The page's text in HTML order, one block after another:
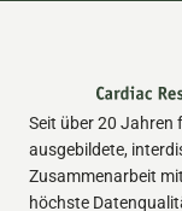
Seit über 20 Jahren
ausgebildete,
Zusammenarbeit
höchste